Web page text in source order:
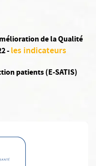
de la Qualité
-les indicateurs
patients (E-SATIS)